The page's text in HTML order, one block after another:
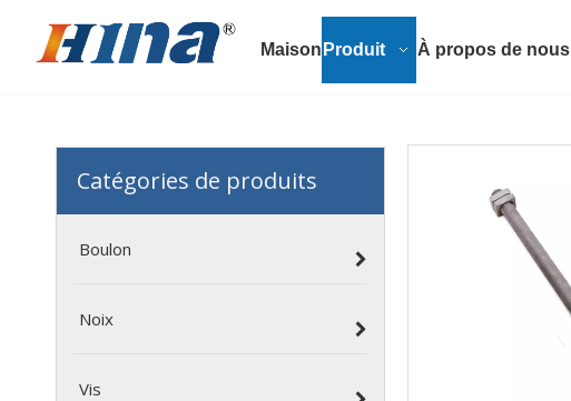
Maison Produit À propos de nous
Catégories de produits
Boulon
Noix
Vis